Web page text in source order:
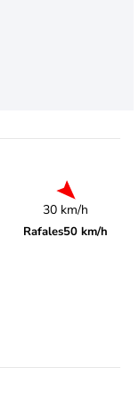
30 km/h
Rafales50 km/h